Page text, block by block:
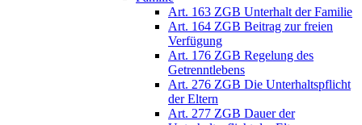
Art. 163 ZGB Unterhalt der Familie
Art. 164 ZGB Beitrag zur freien
Verfügung
Art. 176 ZGB Regelung des
Getrenntlebens
Art. 276 ZGB Die Unterhaltspflicht
der Eltern
Art. 277 ZGB Dauer der